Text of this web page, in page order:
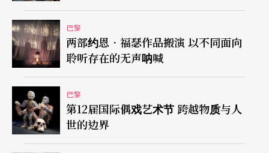
色的密闭空间、霓虹灯管拼凑的阳光、白沙滩、纸
板做成棕榈树和岩石。观众仿佛有一种时空错乱的
感受：角色究竟置身于远古，或是未来？此外，演
员的服装也融合不同时代的风格：希腊桂冠、罗马
时期的贴身盔甲、伊丽莎白时代的领圈、十九世纪
的军装外套、八○年代的闪亮紧身裤等。透过符号
的拼贴与错置，导演不仅突显剧中的扮装桥段，也
巴黎
两部约恩．福瑟作品搬演 以不同面向
聆听存在的无声呐喊
巴黎
第12届国际偶戏艺术节 跨越物质与人
世的边界